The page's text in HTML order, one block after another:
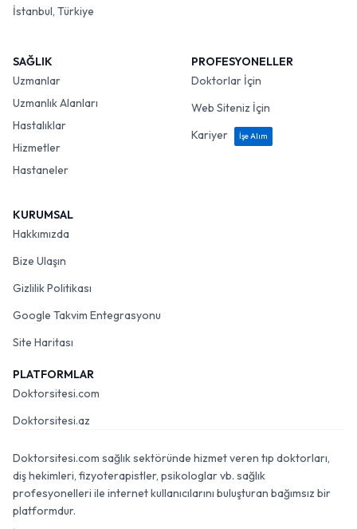
İstanbul, Türkiye
SAĞLIK
Uzmanlar
Uzmanlık Alanları
Hastalıklar
Hizmetler
Hastaneler
PROFESYONELLER
Doktorlar İçin
Web Siteniz İçin
Kariyer
İşe Alım
KURUMSAL
Hakkımızda
Bize Ulaşın
Gizlilik Politikası
Google Takvim Entegrasyonu
Site Haritası
PLATFORMLAR
Doktorsitesi.com
Doktorsitesi.az
Doktorsitesi.com sağlık sektöründe hizmet veren tıp doktorları,
diş hekimleri, fizyoterapistler, psikologlar vb. sağlık
profesyonelleri ile internet kullanıcılarını buluşturan bağımsız bir
platformdur.